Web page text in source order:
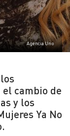
Agencia Uno
cambio de
y los
Ya No